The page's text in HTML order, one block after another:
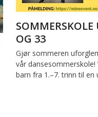
SOMMERSKOLE
OG 33
Gjør sommeren
vår dansesommerskole!
barn fra 1.–7. trinn til en